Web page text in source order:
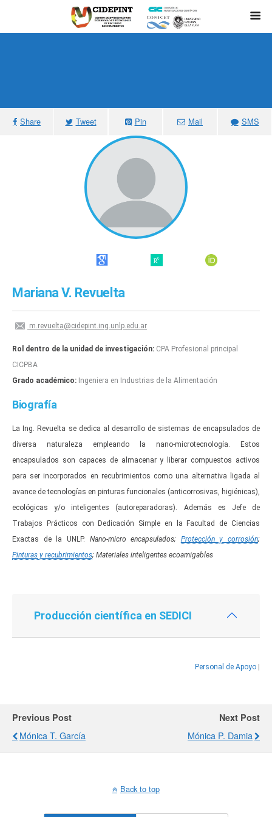
Share Tweet Pin Mail SMS
Mariana V. Revuelta
m.revuelta@cidepint.ing.unlp.edu.ar
Rol dentro de la unidad de investigación: CPA Profesional principal
CICPBA
Grado académico: Ingeniera en Industrias de la Alimentación
Biografía
La Ing. Revuelta se dedica al desarrollo de sistemas de encapsulados de
diversa naturaleza empleando la nano-microtecnología. Estos
encapsulados son capaces de almacenar y liberar compuestos activos
para ser incorporados en recubrimientos como una alternativa ligada al
avance de tecnologías en pinturas funcionales (anticorrosivas, higiénicas),
ecológicas y/o inteligentes (autoreparadoras). Además es Jefe de
Trabajos Prácticos con Dedicación Simple en la Facultad de Ciencias
Exactas de la UNLP. Nano-micro encapsulados; Protección y corrosión;
Pinturas y recubrimientos; Materiales inteligentes ecoamigables
Producción científica en SEDICI
Personal de Apoyo |
Previous Post
Mónica T. García
Next Post
Mónica P. Damia
Back to top